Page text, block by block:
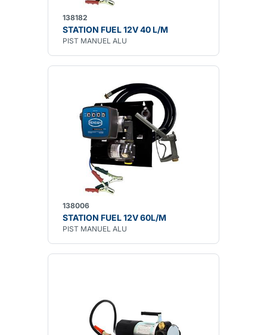
138182
STATION FUEL 12V 40 L/M
PIST MANUEL ALU
138006
STATION FUEL 12V 60L/M
PIST MANUEL ALU